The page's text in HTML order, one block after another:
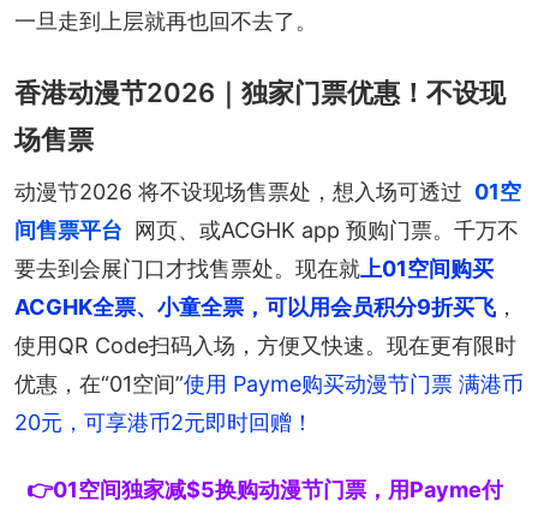
一旦走到上层就再也回不去了。
香港动漫节2026｜独家门票优惠！不设现
场售票
动漫节2026 将不设现场售票处，想入场可透过 01空
间售票平台 网页、或ACGHK app 预购门票。千万不
要去到会展门口才找售票处。现在就 上01空间购买
ACGHK全票、小童全票，可以用会员积分9折买飞 ，
使用QR Code扫码入场，方便又快速。现在更有限时
优惠，在“01空间”使用 Payme购买动漫节门票 满港币
20元，可享港币2元即时回赠！
👉01空间独家减$5换购动漫节门票，用Payme付